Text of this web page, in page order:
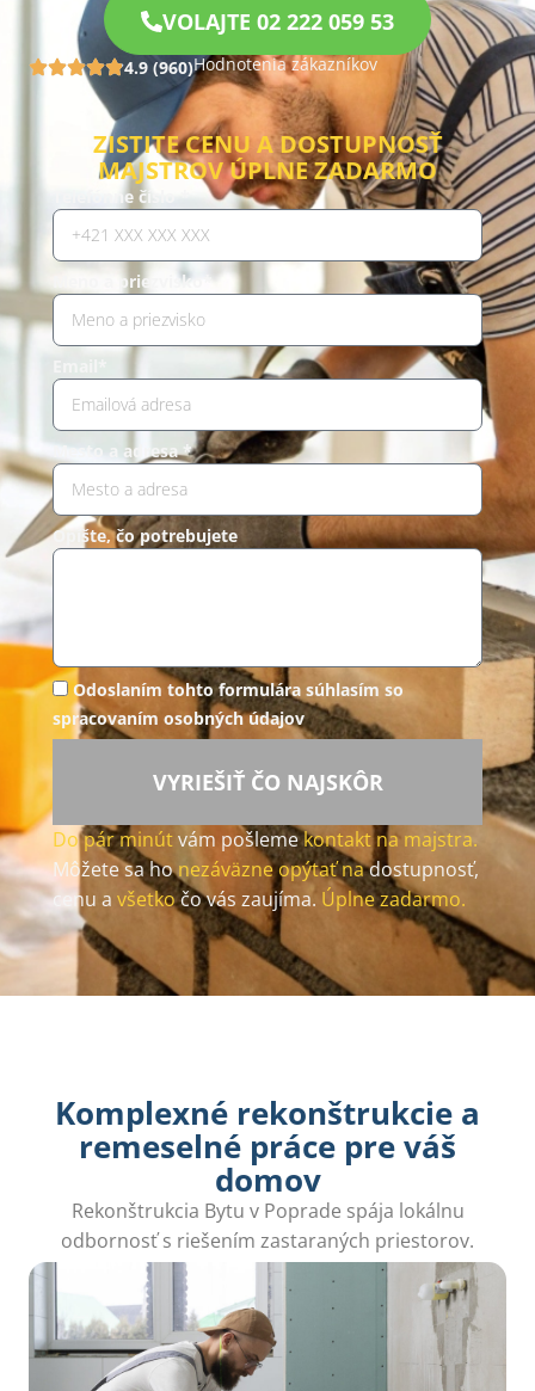
VOLAJTE 02 222 059 53
4.9 (960)Hodnotenia zákazníkov
ZISTITE CENU A DOSTUPNOSŤ
MAJSTROV ÚPLNE ZADARMO
Telefónne číslo *
Meno a priezvisko*
Mesto a adresa *
Opíšte, čo potrebujete
Odoslaním tohto formulára súhlasím so
spracovaním osobných údajov
VYRIEŠIŤ ČO NAJSKÔR
Do pár minútvám pošlemekontakt na majstra.
Môžete sa honezáväzne opýtať nadostupnosť,
cenu a všetkočo vás zaujíma. Úplne zadarmo.
Komplexné rekonštrukcie a
remeselné práce pre váš
domov
Rekonštrukcia Bytu v Poprade spája lokálnu
odbornosť s riešením zastaraných priestorov.
Skúsení remeselníci zmenia váš domov.